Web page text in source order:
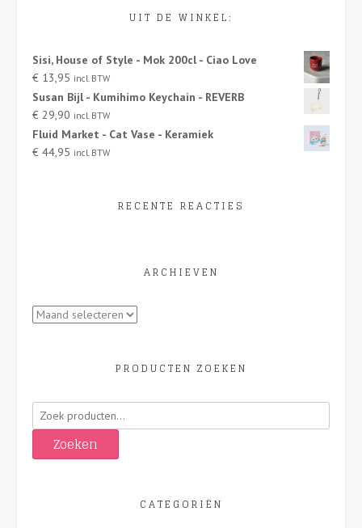
UIT DE WINKEL:
Sisi, House of Style - Mok 200cl - Ciao Love
€ 13,95 incl. BTW
Susan Bijl - Kumihimo Keychain - REVERB
€ 29,90 incl. BTW
Fluid Market - Cat Vase - Keramiek
€ 44,95 incl. BTW
RECENTE REACTIES
ARCHIEVEN
Archieven
PRODUCTEN ZOEKEN
Zoeken
naar:
Zoeken
CATEGORIËN